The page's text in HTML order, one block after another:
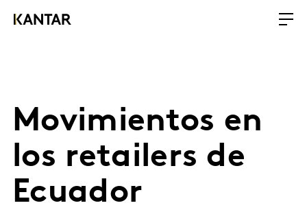
Movimientos en
los retailers de
Ecuador